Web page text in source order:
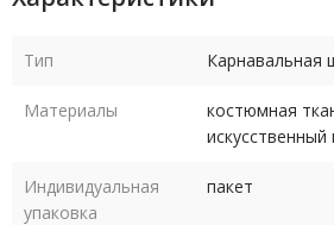
Тип Карнавальная
Материалы
костюмная
искусственный
Индивидуальная
упаковка
пакет